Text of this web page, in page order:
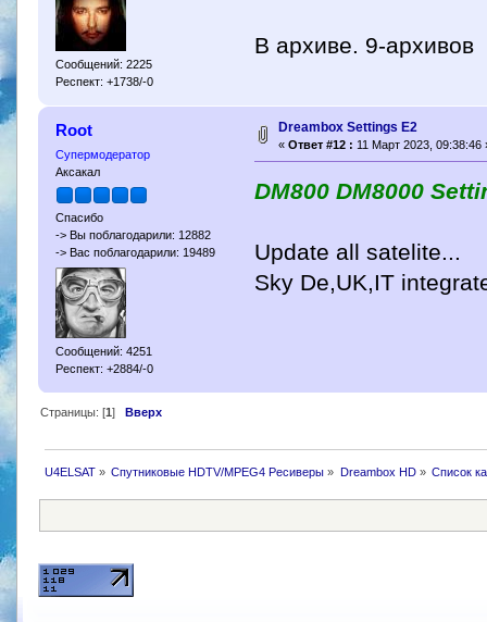
Сообщений: 2225
Респект: +1738/-0
В архиве. 9-архивов
Root
Супермодератор
Аксакал
Спасибо
-> Вы поблагодарили: 12882
-> Вас поблагодарили: 19489
Сообщений: 4251
Респект: +2884/-0
Dreambox Settings E2
« Ответ #12 : 11 Март 2023, 09:38:46
DM800 DM8000
Update all satelite...
Sky De,UK,IT
Страницы: [1] Вверх
U4ELSAT» Спутниковые HDTV/MPEG4 Ресиверы » Dreambox HD» Список